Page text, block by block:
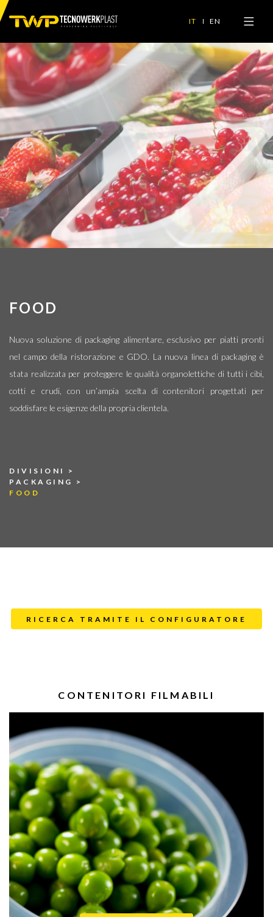
IT EN
FOOD
Nuova soluzione di packaging alimentare, esclusivo per piatti pronti
nel campo della ristorazione e GDO. La nuova linea di packaging è
stata realizzata per proteggere le qualità organolettiche di tutti i cibi,
cotti e crudi, con un’ampia scelta di contenitori progettati per
soddisfare le esigenze della propria clientela.
DIVISIONI
>
PACKAGING
>
FOOD
RICERCA TRAMITE IL CONFIGURATORE
CONTENITORI FILMABILI
HOME
L'AZIENDA E IL GRUPPO >
DIVISIONI >
I PLUS
SERVIZI >